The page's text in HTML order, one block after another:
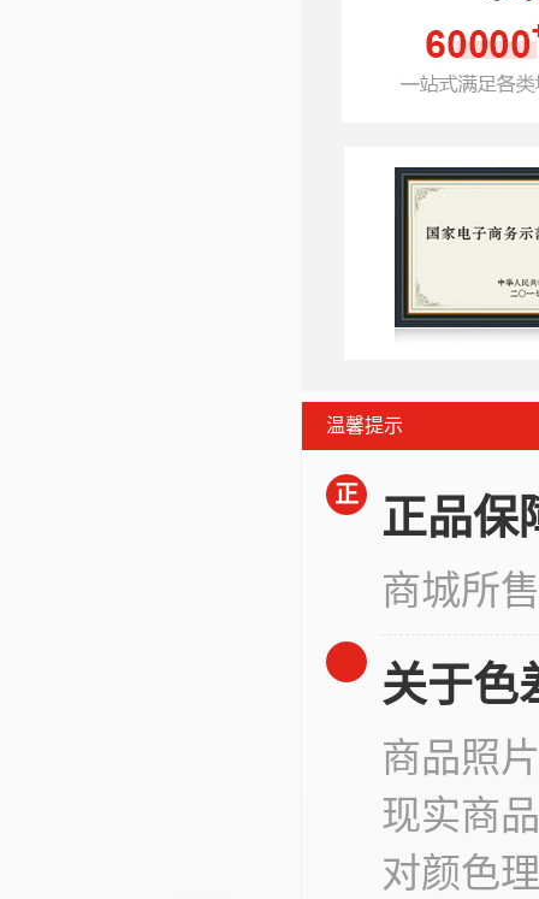
温馨提示
正 正品保
商城所
关于色
商品照
现实商
对颜色